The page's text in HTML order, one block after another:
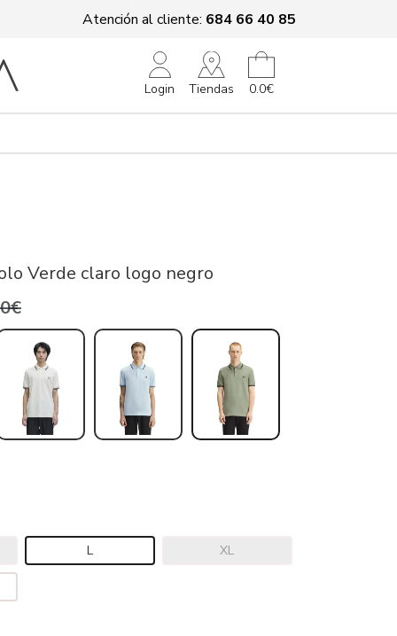
Atención al cliente: 684 66 40 85
Login Tiendas 0.0€
Verde claro logo negro
L XL